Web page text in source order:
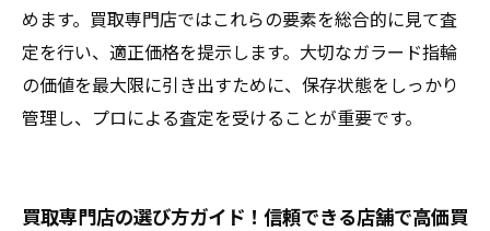
めます。買取専門店ではこれらの要素を総合的に見て査
定を行い、適正価格を提示します。大切なガラード指輪
の価値を最大限に引き出すために、保存状態をしっかり
管理し、プロによる査定を受けることが重要です。
買取専門店の選び方ガイド！信頼できる店舗で高価買